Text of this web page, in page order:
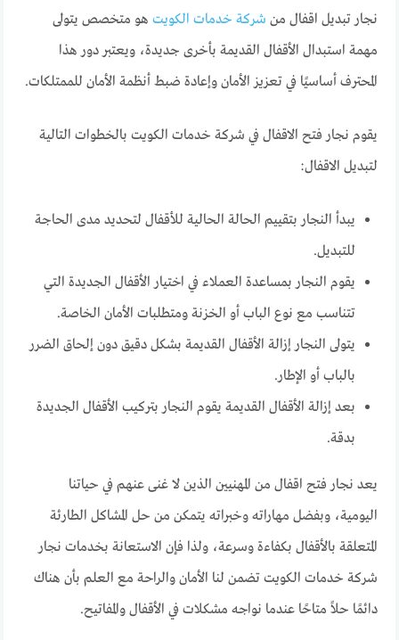
نجار تبديل اقفال من شركة خدمات الكويت هو متخصص يتولى
مهمة استبدال الأقفال القديمة بأخرى جديدة، ويعتبر دور هذا
المحترف أساسيًا في تعزيز الأمان وإعادة ضبط أنظمة الأمان للممتلكات.
يقوم نجار فتح الاقفال في شركة خدمات الكويت بالخطوات التالية
لتبديل الاقفال:
يبدأ النجار بتقييم الحالة الحالية للأقفال لتحديد مدى الحاجة
للتبديل.
يقوم النجار بمساعدة العملاء في اختيار الأقفال الجديدة التي
تتناسب مع نوع الباب أو الخزنة ومتطلبات الأمان الخاصة.
يتولى النجار إزالة الأقفال القديمة بشكل دقيق دون إلحاق الضرر
بالباب أو الإطار.
بعد إزالة الأقفال القديمة يقوم النجار بتركيب الأقفال الجديدة
بدقة.
يعد نجار فتح اقفال من المهنيين الذين لا غنى عنهم في حياتنا
اليومية، وبفضل مهاراته وخبراته يتمكن من حل المشاكل الطارئة
المتعلقة بالأقفال بكفاءة وسرعة، ولذا فإن الاستعانة بخدمات نجار
شركة خدمات الكويت تضمن لنا الأمان والراحة مع العلم بأن هناك
دائمًا حلاً متاحًا عندما نواجه مشكلات في الأقفال والمفاتيح.